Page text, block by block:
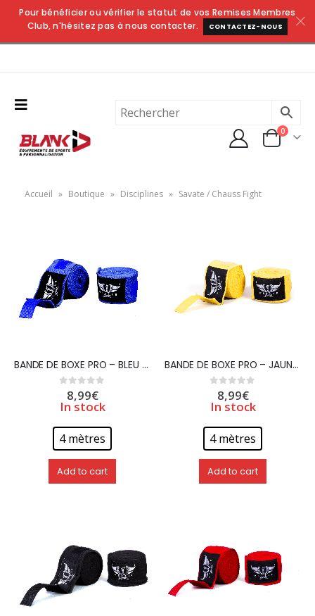
Pour bénéficier ou vérifier le statut de vos Remises Membres
Club, n'hésitez pas à nous contacter.
CONTACTEZ-NOUS
0
Accueil » Boutique » Disciplines » Savate / Chauss Fight
BANDE DE BOXE PRO – BLEU – 4 mètres – WETTLE GEAR
out of 5
8,99€
In stock
4 mètres
Add to cart
BANDE DE BOXE PRO – JAUNE – 4 mètres – WETTLE GEAR
out of 5
8,99€
In stock
4 mètres
Add to cart